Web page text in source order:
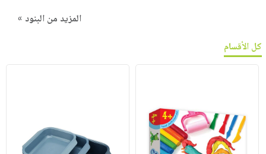
المزيد من البنود »
كل الأقسام